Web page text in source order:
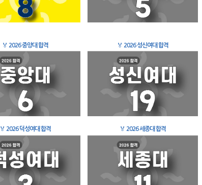
🏅 2026 중앙대 합격 🏅 2026 성신여대 합격
🏅 2026 덕성여대 합격 🏅 2026 세종대 합격